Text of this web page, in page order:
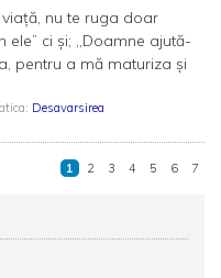
nu te ruga doar
ci și; ,,Doamne ajută-
pentru a mă maturiza și
Desavarsirea
1 2 3 4 5 6 7